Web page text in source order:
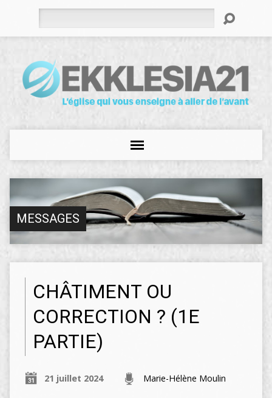
MESSAGES
CHÂTIMENT OU
CORRECTION ? (1E
PARTIE)
21 juillet 2024 Marie-Hélène Moulin